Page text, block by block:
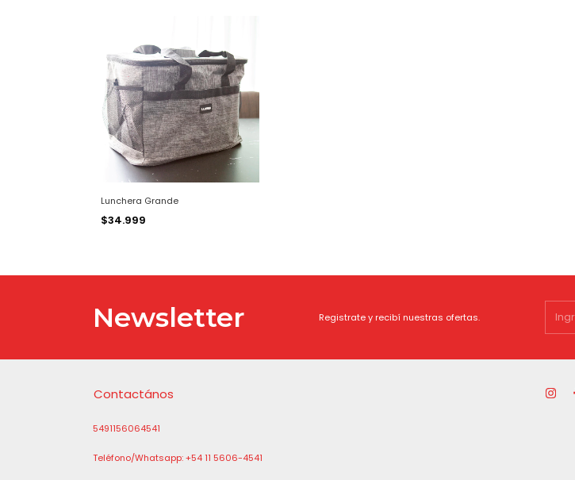
Lunchera Grande
$34.999
Newsletter Registrate y recibí nuestras ofertas.
Contactános
5491156064541
Teléfono/Whatsapp: +54 11 5606-4541